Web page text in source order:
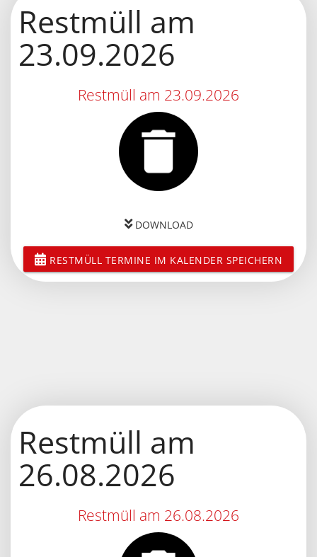
Restmüll am
23.09.2026
Restmüll am 23.09.2026
DOWNLOAD
RESTMÜLL TERMINE IM KALENDER SPEICHERN
Restmüll am
26.08.2026
Restmüll am 26.08.2026